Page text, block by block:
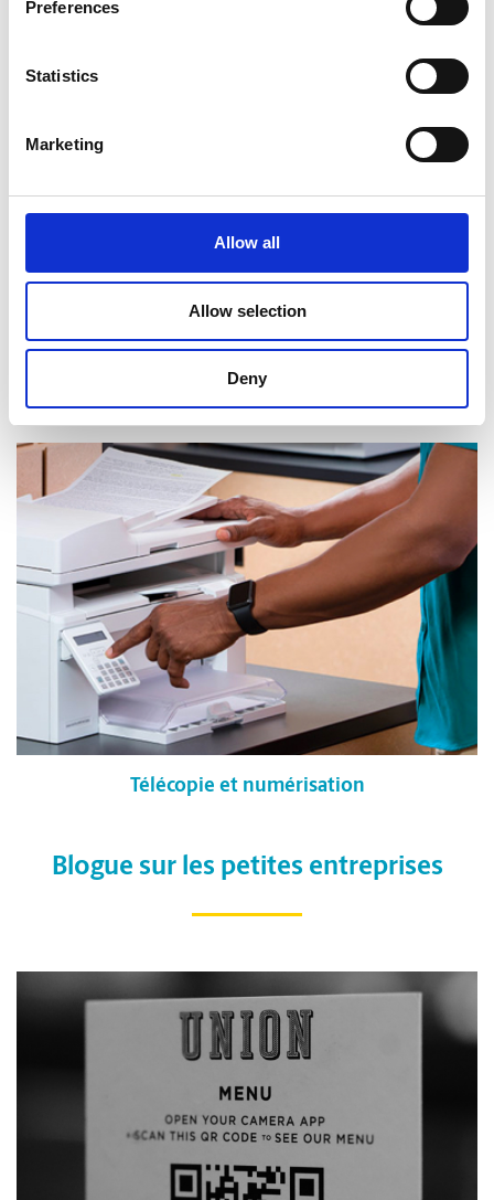
Preferences
Statistics
Marketing
Allow all
Allow selection
Deny
Réception de courrier et de colis
Télécopie et numérisation
Blogue sur les petites entreprises